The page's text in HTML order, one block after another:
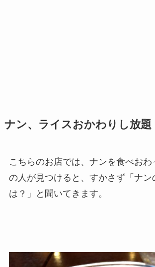
ナン、ライスおかわりし放題
こちらのお店では、ナンを食べお
の人が見つけると、すかさず「ナン
は？」と聞いてきます。